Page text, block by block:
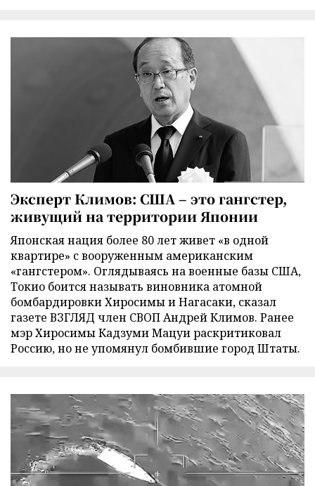
Эксперт Климов: США – это гангстер,
живущий на территории Японии
Японская нация более 80 лет живет «в одной
квартире» с вооруженным американским
«гангстером». Оглядываясь на военные базы США,
Токио боится называть виновника атомной
бомбардировки Хиросимы и Нагасаки, сказал
газете ВЗГЛЯД член СВОП Андрей Климов. Ранее
мэр Хиросимы Кадзуми Мацуи раскритиковал
Россию, но не упомянул бомбившие город Штаты.